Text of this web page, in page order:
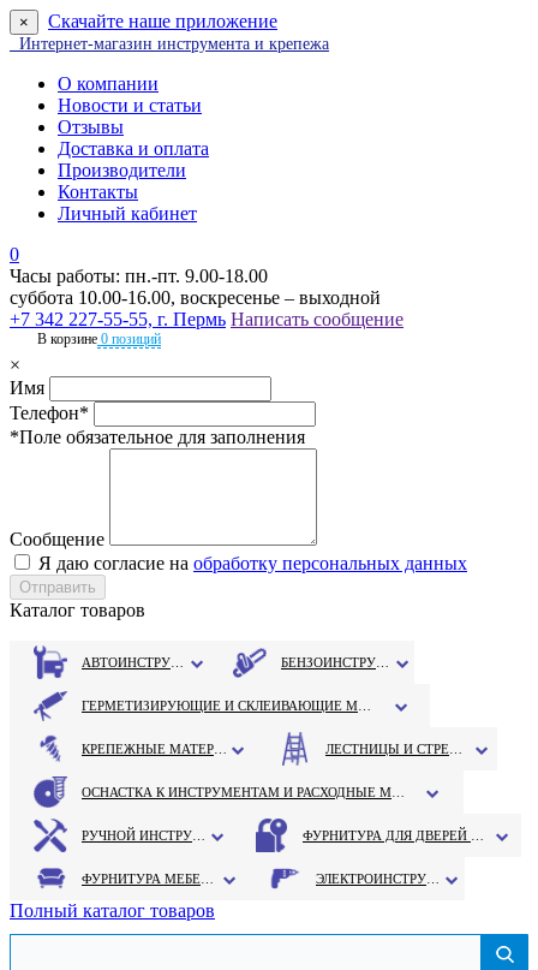
× Скачайте наше приложение
Интернет-магазин инструмента и крепежа
О компании
Новости и статьи
Отзывы
Доставка и оплата
Производители
Контакты
Личный кабинет
0
Часы работы: пн.-пт. 9.00-18.00
суббота 10.00-16.00, воскресенье – выходной
+7 342 227-55-55, г. Пермь Написать сообщение
В корзине 0 позиций
×
Имя
Телефон*
*Поле обязательное для заполнения
Сообщение
Я даю согласие на обработку персональных данных
Каталог товаров
Полный каталог товаров